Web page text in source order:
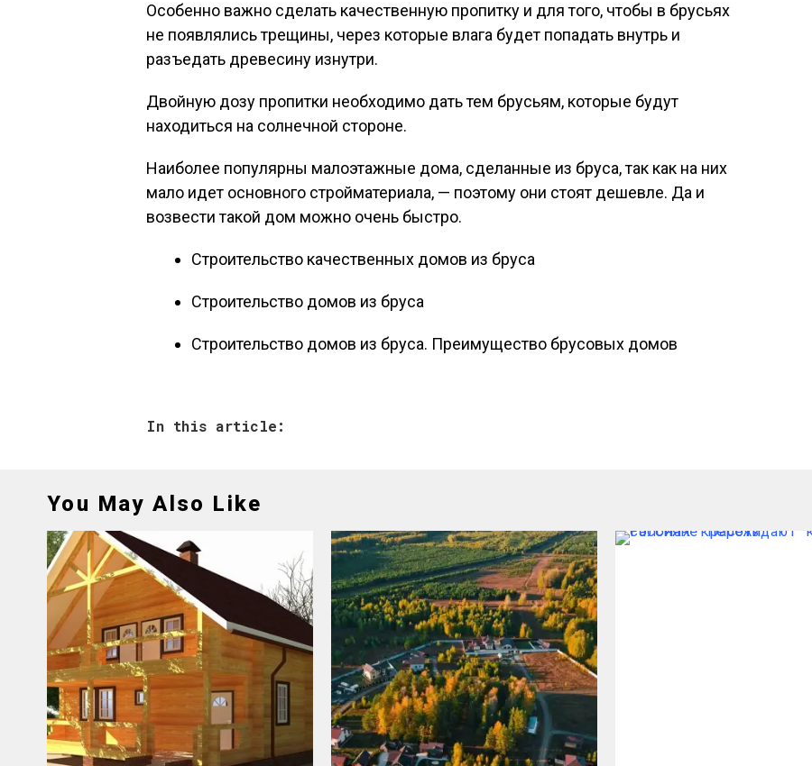
Особенно важно сделать качественную пропитку и для того, чтобы в брусьях
не появлялись трещины, через которые влага будет попадать внутрь и
разъедать древесину изнутри.
Двойную дозу пропитки необходимо дать тем брусьям, которые будут
находиться на солнечной стороне.
Наиболее популярны малоэтажные дома, сделанные из бруса, так как на них
мало идет основного стройматериала, — поэтому они стоят дешевле. Да и
возвести такой дом можно очень быстро.
Строительство качественных домов из бруса
Строительство домов из бруса
Строительство домов из бруса. Преимущество брусовых домов
In this article:
You May Also Like